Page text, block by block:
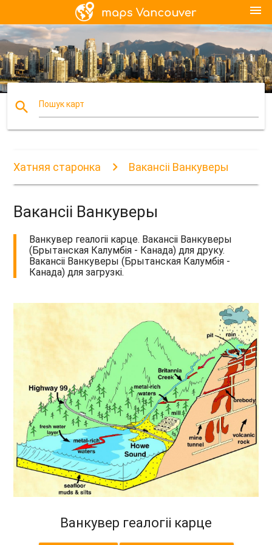
menu
search Пошук карт
Хатняя старонка Вакансіі Ванкуверы
Вакансіі Ванкуверы
Ванкувер геалогіі карце. Вакансіі Ванкуверы
(Брытанская Калумбія - Канада) для друку.
Вакансіі Ванкуверы (Брытанская Калумбія -
Канада) для загрузкі.
Ванкувер геалогіі карце